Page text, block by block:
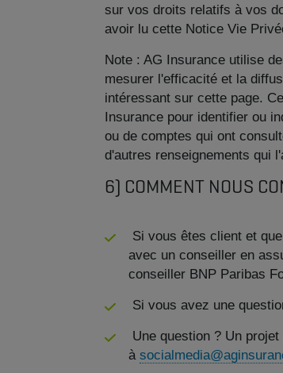
sur vos droits relatifs à vos
avoir lu cette Notice Vie
Note : AG Insurance utilise
mesurer l'efficacité et la
intéressant sur cette page.
Insurance pour identifier ou
ou de comptes qui ont
d'autres renseignements qui
6) COMMENT NOUS
Si vous êtes client et
avec un conseiller en
conseiller BNP Paribas
Si vous avez une
Une question ? Un
à